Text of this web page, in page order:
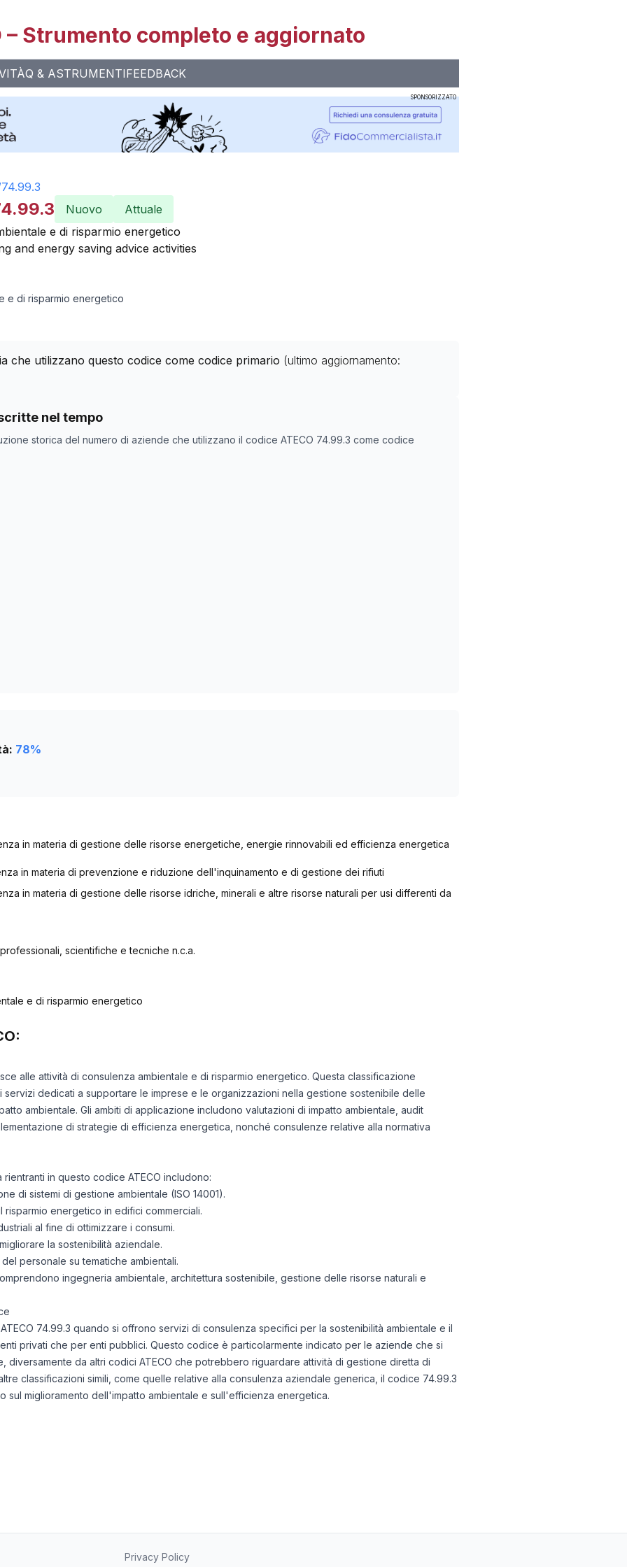
– Strumento completo e aggiornato
Q & ASTRUMENTIFEEDBACK
SPONSORIZZATO
74.99.3
Nuovo Attuale
e di risparmio energetico
and energy saving advice activities
e di risparmio energetico
che utilizzano questo codice come codice primario (ultimo aggiornamento:
nel tempo
storica del numero di aziende che utilizzano il codice ATECO 74.99.3 come codice
con codice ATECO
Numero aziende
78%
in materia di gestione delle risorse energetiche, energie rinnovabili ed efficienza energetica
in materia di prevenzione e riduzione dell'inquinamento e di gestione dei rifiuti
in materia di gestione delle risorse idriche, minerali e altre risorse naturali per usi differenti da
scientifiche e tecniche n.c.a.
e di risparmio energetico
alle attività di consulenza ambientale e di risparmio energetico. Questa classificazione
servizi dedicati a supportare le imprese e le organizzazioni nella gestione sostenibile delle
ambientale. Gli ambiti di applicazione includono valutazioni di impatto ambientale, audit
di strategie di efficienza energetica, nonché consulenze relative alla normativa
in questo codice ATECO includono:
di sistemi di gestione ambientale (ISO 14001).
energetico in edifici commerciali.
al fine di ottimizzare i consumi.
la sostenibilità aziendale.
personale su tematiche ambientali.
ingegneria ambientale, architettura sostenibile, gestione delle risorse naturali e
74.99.3 quando si offrono servizi di consulenza specifici per la sostenibilità ambientale e il
privati che per enti pubblici. Questo codice è particolarmente indicato per le aziende che si
diversamente da altri codici ATECO che potrebbero riguardare attività di gestione diretta di
classificazioni simili, come quelle relative alla consulenza aziendale generica, il codice 74.99.3
sul miglioramento dell'impatto ambientale e sull'efficienza energetica.
Privacy Policy